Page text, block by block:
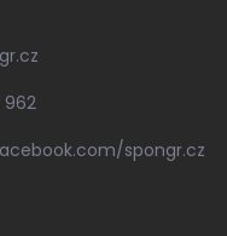
962
spongr.cz